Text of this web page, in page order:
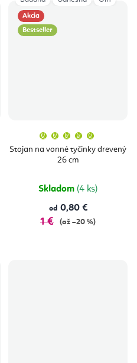
Akcia
Bestseller
Stojan na vonné tyčinky drevený
26 cm
produktu
je
Skladom (4 ks)
od 0,80 €
1 € (až –20 %)